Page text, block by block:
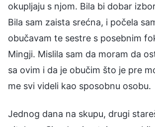
okupljaju s njom. Bila bi dobar
Bila sam zaista srećna, i počela
obučavam te sestre s posebnim
Mingji. Mislila sam da moram da
sa ovim i da je obučim što je pre
me svi videli kao sposobnu osobu.
Jednog dana na skupu, drugi